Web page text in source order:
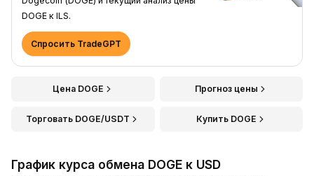
DOGE к ILS.
Спросить TradeGPT
Цена DOGE Прогноз цены
Торговать DOGE/USDT Купить DOGE
График курса обмена DOGE к USD